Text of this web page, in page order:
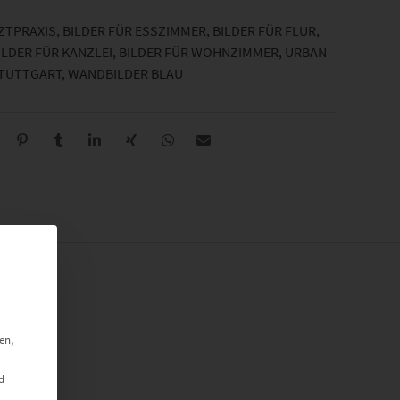
, BILDER FÜR ESSZIMMER, BILDER FÜR FLUR,
FÜR KANZLEI, BILDER FÜR WOHNZIMMER, URBAN
, WANDBILDER BLAU